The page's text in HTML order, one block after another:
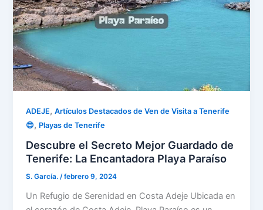
ADEJE,Artículos Destacados de Ven de Visita a Tenerife
😍, Playas de Tenerife
Descubre el Secreto Mejor Guardado de
Tenerife: La Encantadora Playa Paraíso
S. García./febrero 9, 2024
Un Refugio de Serenidad en Costa Adeje Ubicada en